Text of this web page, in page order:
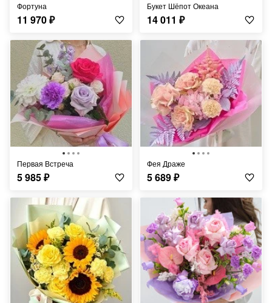
Фортуна
11 970₽
Букет Шёпот Океана
14 011 ₽
Первая Встреча
5 985₽
Фея Драже
5 689₽